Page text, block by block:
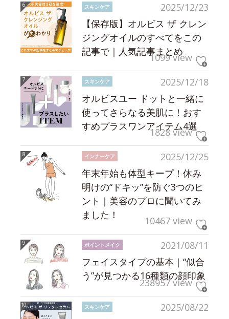
2025/12/23
スキンケア
【保存版】オルビス ザ クレン
ジングオイルのすべてをこの
記事で｜人気記事まとめ
1099 view
2025/12/18
スキンケア
オルビスユー ドットと一緒に
使ってさらなる美肌に！おす
すめプラスワンアイテム4選
1828 view
2025/12/25
インナーケア
年末年始も体型キープ！休み
明けの“ドキッ”を防ぐ3つのヒ
ント｜美容のプロに聞いてみ
ました！
10467 view
2021/08/11
ポイントメイク
フェイスタイプの基本｜“似合
う”が見つかる16種類の顔印象
238957 view
2025/08/22
スキンケア